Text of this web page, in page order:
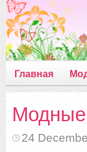
Главная
Модные
24